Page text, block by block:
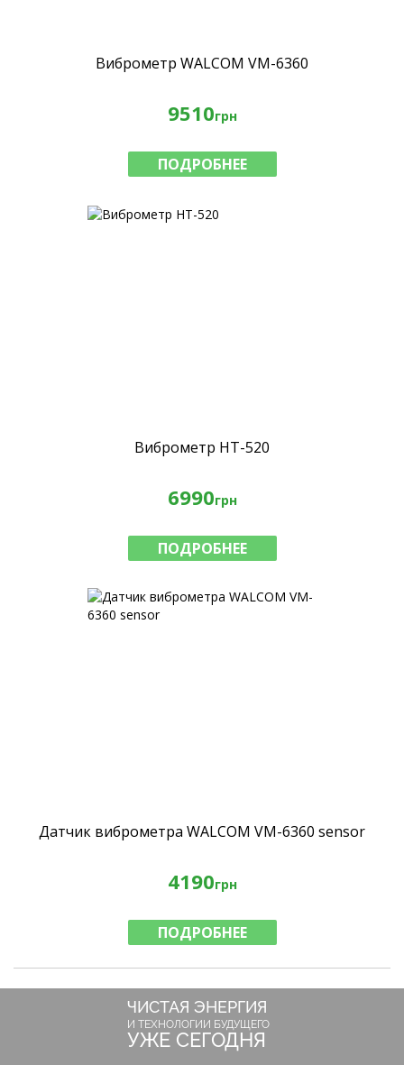
Виброметр WALCOM VM-6360
9510грн
ПОДРОБНЕЕ
Виброметр HT-520
6990грн
ПОДРОБНЕЕ
Датчик виброметра WALCOM VM-6360 sensor
4190грн
ПОДРОБНЕЕ
ЧИСТАЯ ЭНЕРГИЯ
И ТЕХНОЛОГИИ БУДУЩЕГО
УЖЕ СЕГОДНЯ